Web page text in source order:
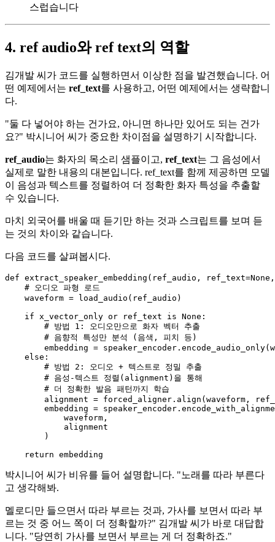
스럽습니다
4. ref audio와 ref text의 역할
김개발 씨가 코드를 실행하면서 이상한 점을 발견했습니다. 어
떤 예제에서는 ref_text를 사용하고, 어떤 예제에서는 생략합니
다.
"둘 다 넣어야 하는 건가요, 아니면 하나만 있어도 되는 건가
요?" 박시니어 씨가 중요한 차이점을 설명하기 시작합니다.
ref_audio는 화자의 목소리 샘플이고, ref_text는 그 음성에서
실제로 말한 내용의 대본입니다. ref_text를 함께 제공하면 모델
이 음성과 텍스트를 정렬하여 더 정확한 화자 특성을 추출할
수 있습니다.
마치 외국어를 배울 때 듣기만 하는 것과 스크립트를 보며 듣
는 것의 차이와 같습니다.
다음 코드를 살펴봅시다.
def extract_speaker_embedding ( ref_audio, ref_text=None
# 오디오 파형 로드
    waveform = load_audio(ref_audio)
if x_vector_only or ref_text is None :
# 방법 1: 오디오만으로 화자 벡터 추출
# 음향적 특성만 분석 (음색, 피치 등)
embedding =
else :
# 방법 2: 오디오 + 텍스트로 정밀 추출
# 음성-텍스트 정렬(alignment)을 통해
# 더 정확한 발음 패턴까지 학습
alignment = forced_aligner.align(waveform,
embedding =
            waveform,
            alignment
        )
return
박시니어 씨가 비유를 들어 설명합니다. "노래를 따라 부른다
고 생각해봐.
멜로디만 들으면서 따라 부르는 것과, 가사를 보면서 따라 부
르는 것 중 어느 쪽이 더 정확할까?" 김개발 씨가 바로 대답합
니다. "당연히 가사를 보면서 부르는 게 더 정확하죠."